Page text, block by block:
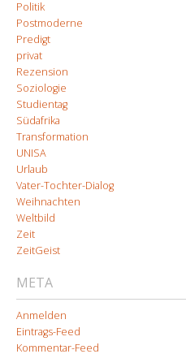
Politik
Postmoderne
Predigt
privat
Rezension
Soziologie
Studientag
Südafrika
Transformation
UNISA
Urlaub
Vater-Tochter-Dialog
Weihnachten
Weltbild
Zeit
ZeitGeist
META
Anmelden
Eintrags-Feed
Kommentar-Feed